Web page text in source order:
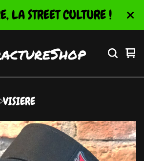
LA STREET CULTURE !
le
0
VISIERE